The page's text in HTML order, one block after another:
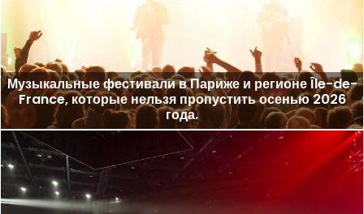
Музыкальные фестивали в Париже и регионе Île-de-
France, которые нельзя пропустить осенью 2026
года.